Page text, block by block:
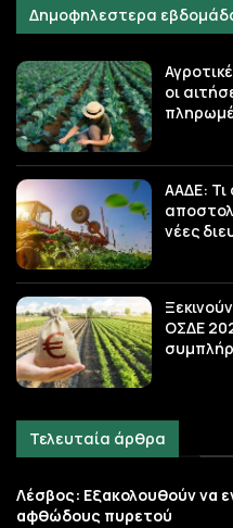
Δημοφηλεστερα
οι
ΑΑΔΕ: Τι
νέες
ΟΣΔΕ
Τελευταία άρθρα
Λέσβος: Εξακολουθούν να
αφθώδους πυρετού